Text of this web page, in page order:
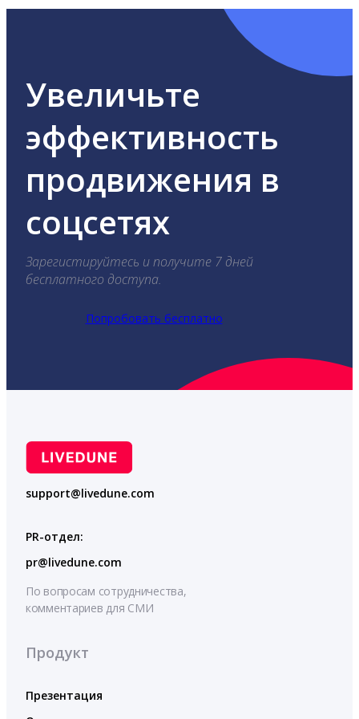
Увеличьте
эффективность
продвижения в
соцсетях
Зарегистируйтесь и получите 7 дней
бесплатного доступа.
Попробовать бесплатно
support@livedune.com
PR-отдел:
pr@livedune.com
По вопросам сотрудничества,
комментариев для СМИ
Продукт
Презентация